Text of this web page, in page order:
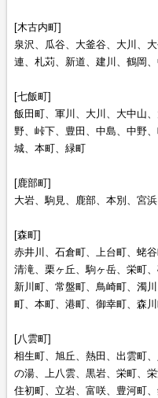
[木古内町]
泉沢、瓜谷、大釜谷、大川、
連、札苅、新道、建川、鶴岡
[七飯町]
飯田町、軍川、大川、大中山
野、峠下、豊田、中島、中野
城、本町、緑町
[鹿部町]
大岩、駒見、鹿部、本別、宮浜
[森町]
赤井川、石倉町、上台町、蛯
清滝、栗ヶ丘、駒ヶ岳、栄町
新川町、常盤町、鳥崎町、濁
町、本町、港町、御幸町、森
[八雲町]
相生町、旭丘、熱田、出雲町
の湯、上八雲、黒岩、栄町、
住初町、立岩、富咲、豊河町